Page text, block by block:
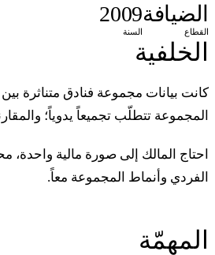
الضيافة
القطاع
2009
السنة
الخلفية
كانت بيانات مجموعة فنادق متناثرة
المجموعة تتطلّب تجميعاً يدوياً؛
احتاج المالك إلى صورة مالية واحدة،
الفردي وأنماط المجموعة معاً.
المهمّة